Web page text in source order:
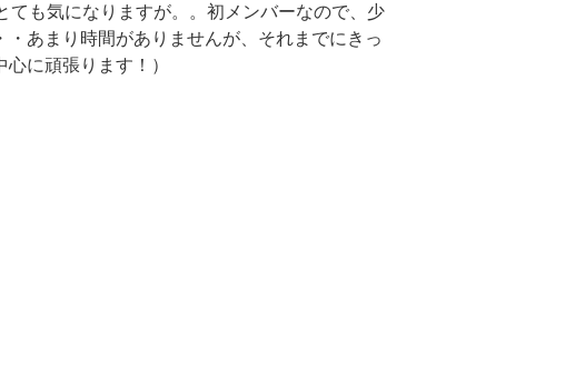
ても気になりますが。。初メンバーなので、少
・あまり時間がありませんが、それまでにきっ
に頑張ります！）